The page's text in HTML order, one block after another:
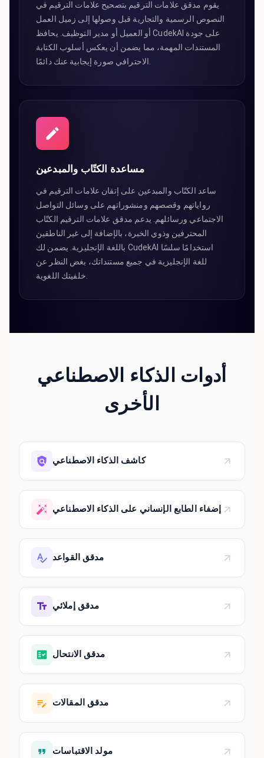
يقوم مدقق علامات الترقيم بتصحيح علامات الترقيم في
النصوص الرسمية والتجارية قبل وصولها إلى زميل العمل
أو العميل أو مدير التوظيف. يحافظ CudekAI على جودة
المستندات المهمة، مما يضمن أن يعكس أسلوب الكتابة
مساعدة الكتّاب والمبدعين
ساعد الكتّاب والمبدعين على إتقان علامات الترقيم في
رواياتهم وقصصهم ومنشوراتهم على وسائل التواصل
الاجتماعي ورسائلهم. يدعم مدقق علامات الترقيم الكتّاب
المحترفين وذوي الخبرة، بالإضافة إلى غير الناطقين
باللغة الإنجليزية. يضمن لك CudekAI استخدامًا سلسًا
للغة الإنجليزية في جميع مستنداتك، بغض النظر عن
أدوات الذكاء الاصطناعي
الأخرى
كاشف الذكاء الاصطناعي
إضفاء الطابع الإنساني على الذكاء الاصطناعي
مدقق القواعد
مدقق إملائي
مدقق الانتحال
مدقق المقالات
مولد الاقتباسات